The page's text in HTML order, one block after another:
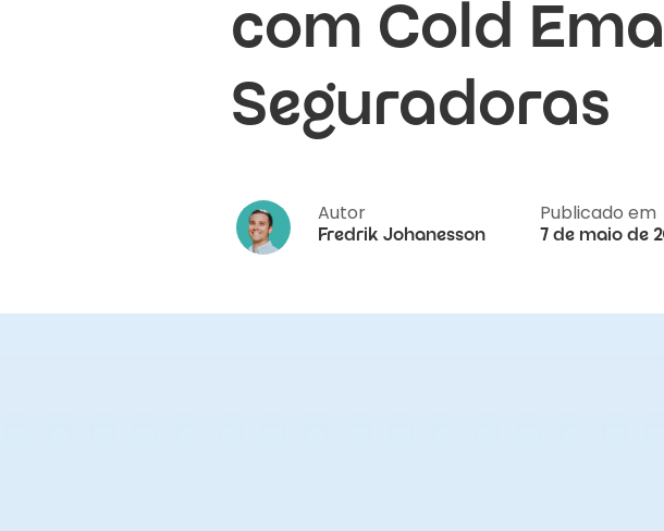
com Cold
Seguradoras
Autor
Fredrik Johanesson
Publicado em
7 de maio de